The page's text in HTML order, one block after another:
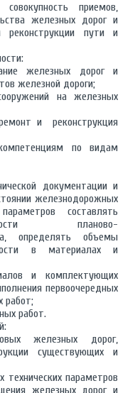
приемов,
железных дорог и
пути и
железных дорог и
железной дороги;
на железных
и реконструкция
по видам
документации и
железнодорожных
составлять
планово-
определять объемы
в материалах и
и комплектующих
первоочередных
работ;
работ.
железных дорог,
существующих и
технических параметров
железных дорог и